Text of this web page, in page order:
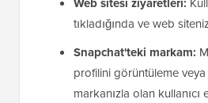
tıkladığında ve web
Snapchat'teki markam:
profilini görüntüleme
markanızla olan kullanıcı